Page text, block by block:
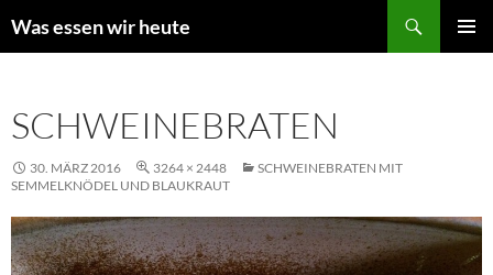
Inhalt
Was essen wir heute
SCHWEINEBRATEN
30. MÄRZ 2016 3264 × 2448
SCHWEINEBRATEN MIT
SEMMELKNÖDEL UND BLAUKRAUT